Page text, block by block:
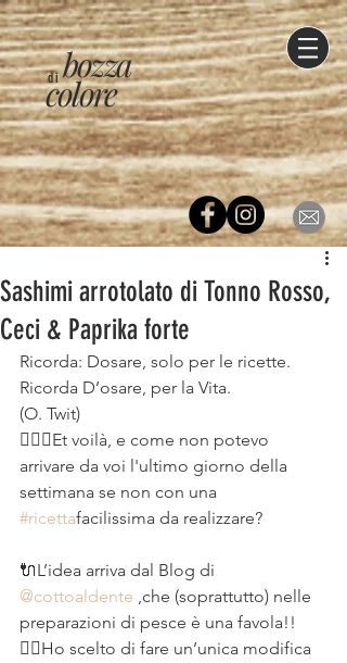
di
colore
bozza
Sashimi arrotolato di Tonno Rosso,
Ceci & Paprika forte⠀
Ricorda: Dosare, solo per le ricette. ⠀
Ricorda D’osare, per la Vita.⠀
(O. Twit)⠀
🙋🏻‍♀️Et voilà, e come non potevo
arrivare da voi l'ultimo giorno della
settimana se non con una
#ricettafacilissima da realizzare? ⠀
🔌L’idea arriva dal Blog di
@cottoaldente ,che (soprattutto) nelle
preparazioni di pesce è una favola!! ⠀
👆🏻Ho scelto di fare un’unica modifica